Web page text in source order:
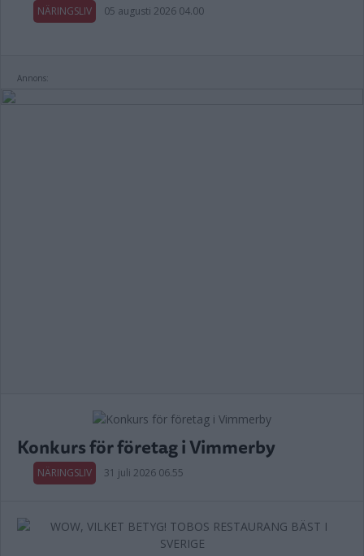
NÄRINGSLIV 05 augusti 2026 04.00
Annons:
Konkurs för företag i Vimmerby
NÄRINGSLIV 31 juli 2026 06.55